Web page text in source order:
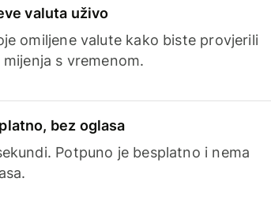
valuta uživo
omiljene valute kako biste provjerili
s vremenom.
bez oglasa
Potpuno je besplatno i nema